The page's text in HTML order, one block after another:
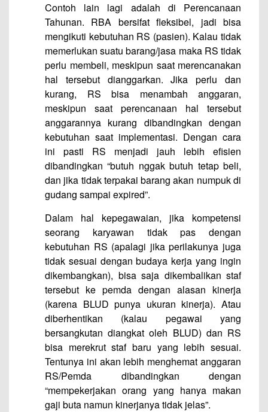
Contoh lain lagi adalah di Perencanaan
Tahunan. RBA bersifat fleksibel, jadi bisa
mengikuti kebutuhan RS (pasien). Kalau tidak
memerlukan suatu barang/jasa maka RS tidak
perlu membeli, meskipun saat merencanakan
hal tersebut dianggarkan. Jika perlu dan
kurang, RS bisa menambah anggaran,
meskipun saat perencanaan hal tersebut
anggarannya kurang dibandingkan dengan
kebutuhan saat implementasi. Dengan cara
ini pasti RS menjadi jauh lebih efisien
dibandingkan “butuh nggak butuh tetap beli,
dan jika tidak terpakai barang akan numpuk di
gudang sampai expired”.
Dalam hal kepegawaian, jika kompetensi
seorang karyawan tidak pas dengan
kebutuhan RS (apalagi jika perilakunya juga
tidak sesuai dengan budaya kerja yang ingin
dikembangkan), bisa saja dikembalikan staf
tersebut ke pemda dengan alasan kinerja
(karena BLUD punya ukuran kinerja). Atau
diberhentikan (kalau pegawai yang
bersangkutan diangkat oleh BLUD) dan RS
bisa merekrut staf baru yang lebih sesuai.
Tentunya ini akan lebih menghemat anggaran
RS/Pemda dibandingkan dengan
“mempekerjakan orang yang hanya makan
gaji buta namun kinerjanya tidak jelas”.